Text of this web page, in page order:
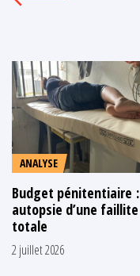
ANALYSE
Budget pénitentiaire :
autopsie d’une faillite
totale
2 juillet 2026